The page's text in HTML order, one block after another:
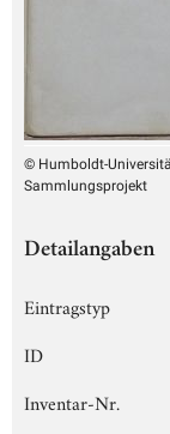
© Humboldt-
Sammlungsprojekt
Detailangaben
Eintragstyp
ID
Inventar-Nr.